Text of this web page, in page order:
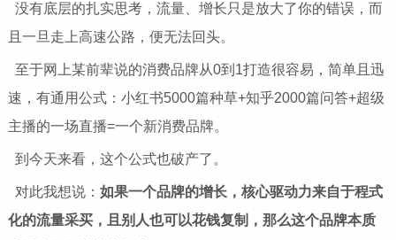
没有底层的扎实思考，流量、增长只是放大了你的错误，而
且一旦走上高速公路，便无法回头。
至于网上某前辈说的消费品牌从0到1打造很容易，简单且迅
速，有通用公式：小红书5000篇种草+知乎2000篇问答+超级
主播的一场直播=一个新消费品牌。
到今天来看，这个公式也破产了。
对此我想说： 如果一个品牌的增长，核心驱动力来自于程式
化的流量采买，且别人也可以花钱复制，那么这个品牌本质